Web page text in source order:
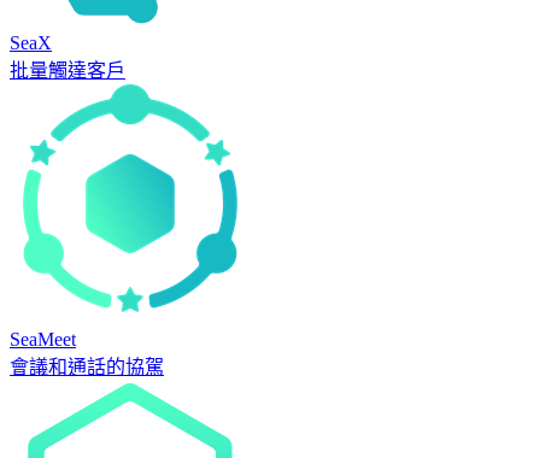
SeaX
批量觸達客戶
SeaMeet
會議和通話的協駕